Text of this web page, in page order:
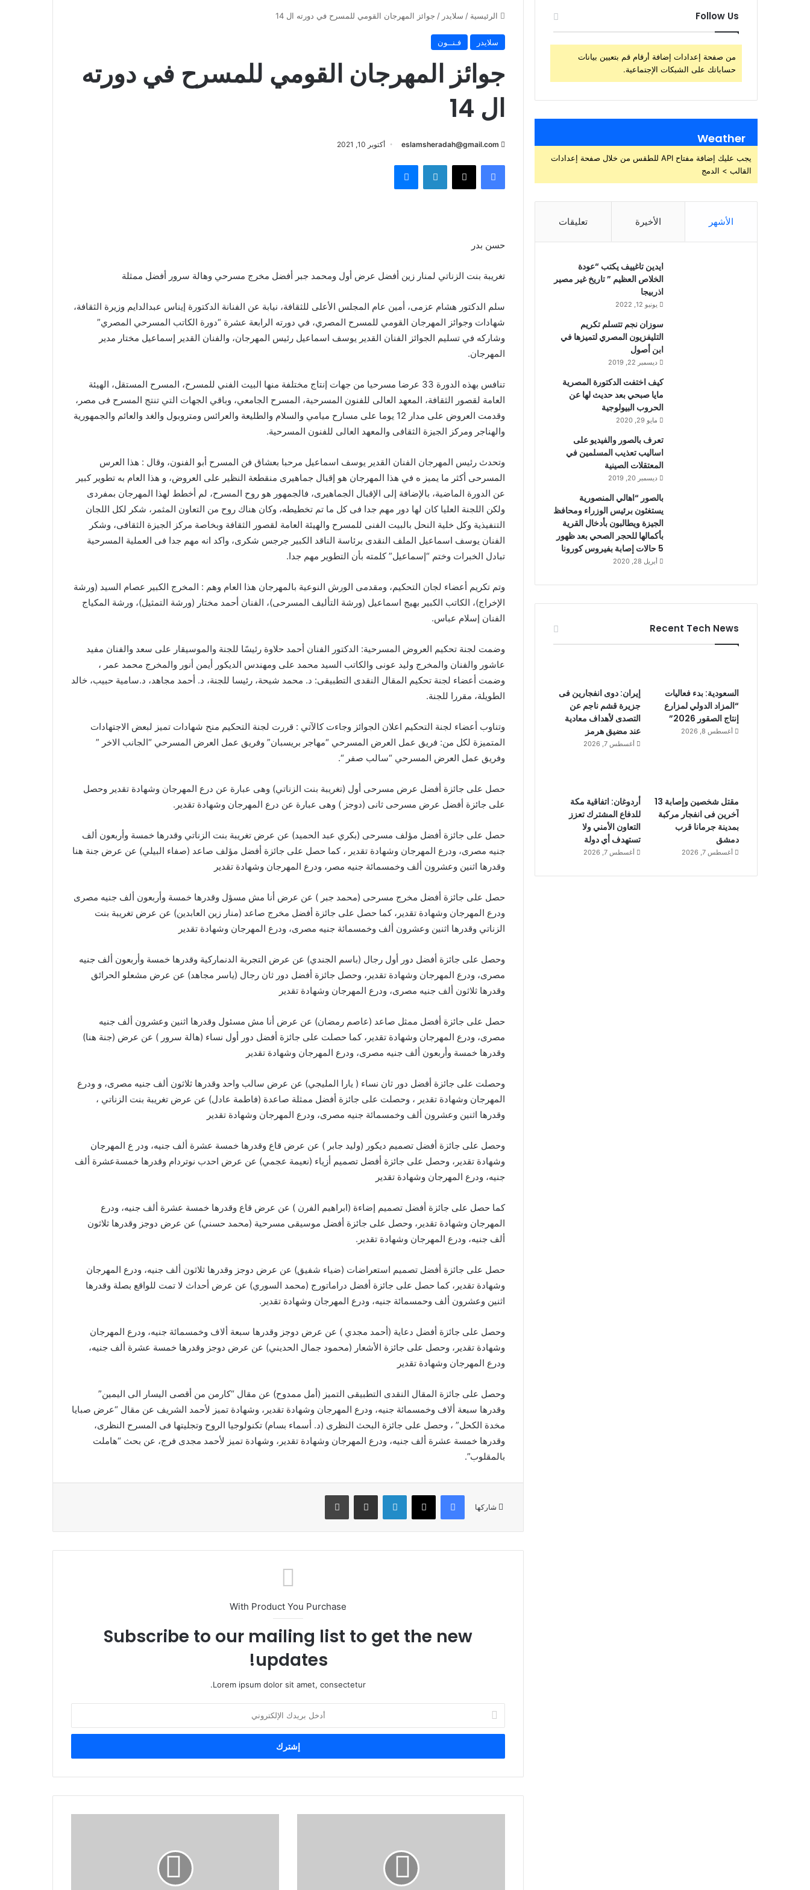
الرئيسية / سلايدر / جوائز المهرجان القومي للمسرح في دورته ال 14
سلايدر فـنــون
جوائز المهرجان القومي للمسرح في دورته
ال 14
eslamsheradah@gmail.com أكتوبر 10, 2021
فيسبوك لينكدإن
حسن بدر
تغريبة بنت الزناتي لمنار زين أفضل عرض أول ومحمد جبر أفضل مخرج مسرحي وهالة سرور أفضل ممثلة
سلم الدكتور هشام عزمى، أمين عام المجلس الأعلى للثقافة، نيابة عن الفنانة الدكتورة إيناس عبدالدايم وزيرة الثقافة،
شهادات وجوائز المهرجان القومي للمسرح المصري، في دورته الرابعة عشرة “دورة الكاتب المسرحي المصري”
وشاركه في تسليم الجوائز الفنان القدير يوسف اسماعيل رئيس المهرجان، والفنان القدير إسماعيل مختار مدير
المهرجان.
تنافس بهذه الدورة 33 عرضا مسرحيا من جهات إنتاج مختلفة منها البيت الفني للمسرح، المسرح المستقل، الهيئة
العامة لقصور الثقافة، المعهد العالى للفنون المسرحية، المسرح الجامعي، وباقي الجهات التي تنتج المسرح فى مصر،
وقدمت العروض على مدار 12 يوما على مسارح ميامي والسلام والطليعة والعرائس ومتروبول والغد والعائم والجمهورية
والهناجر ومركز الجيزة الثقافى والمعهد العالى للفنون المسرحية.
وتحدث رئيس المهرجان الفنان القدير يوسف اسماعيل مرحبا بعشاق فن المسرح أبو الفنون، وقال : هذا العرس
المسرحى أكثر ما يميز ه في هذا المهرجان هو إقبال جماهيرى منقطعة النظير على العروض، و هذا العام به تطوير كبير
عن الدورة الماضية، بالإضافة إلى الإقبال الجماهيرى، فالجمهور هو روح المسرح، لم أخطط لهذا المهرجان بمفردى
ولكن اللجنة العليا كان لها دور مهم جدا فى كل ما تم تخطيطه، وكان هناك روح من التعاون المثمر، شكر لكل اللجان
التنفيذية وكل خلية النحل بالبيت الفنى للمسرح والهيئة العامة لقصور الثقافة وبخاصة مركز الجيزة الثقافى، وشكر
الفنان يوسف اسماعيل الملف النقدى برئاسة الناقد الكبير جرجس شكرى، واكد انه مهم جدا فى العملية المسرحية
تبادل الخبرات وختم “إسماعيل” كلمته بأن التطوير مهم جدا.
وتم تكريم أعضاء لجان التحكيم، ومقدمى الورش النوعية بالمهرجان هذا العام وهم : المخرج الكبير عصام السيد (ورشة
الإخراج)، الكاتب الكبير بهيج اسماعيل (ورشة التأليف المسرحى)، الفنان أحمد مختار (ورشة التمثيل)، ورشة المكياج
الفنان إسلام عباس.
وضمت لجنة تحكيم العروض المسرحية: الدكتور الفنان أحمد حلاوة رئيسًا للجنة والموسيقار على سعد والفنان مفيد
عاشور والفنان والمخرج وليد عونى والكاتب السيد محمد على ومهندس الديكور أيمن أنور والمخرج محمد عمر ،
وضمت أعضاء لجنة تحكيم المقال النقدى التطبيقى: د. محمد شيحة، رئيسا للجنة، د. أحمد مجاهد، د.سامية حبيب، خالد
الطويلة، مقررا للجنة.
وتناوب أعضاء لجنة التحكيم اعلان الجوائز وجاءت كالآتي : قررت لجنة التحكيم منح شهادات تميز لبعض الاجتهادات
المتميزة لكل من: فريق عمل العرض المسرحي “مهاجر بريسبان” وفريق عمل العرض المسرحي “الجانب الاخر ”
وفريق عمل العرض المسرحي “سالب صفر “.
حصل على جائزة أفضل عرض مسرحى أول (تغريبة بنت الزناتي) وهى عبارة عن درع المهرجان وشهادة تقدير وحصل
على جائزة أفضل عرض مسرحى ثانى (دوجز ) وهى عبارة عن درع المهرجان وشهادة تقدير.
حصل على جائزة أفضل مؤلف مسرحى (بكري عبد الحميد) عن عرض تغريبة بنت الزناتي وقدرها خمسة وأربعون ألف
جنيه مصرى، ودرع المهرجان وشهادة تقدير ، كما حصل على جائزة أفضل مؤلف صاعد (صفاء البيلي) عن عرض جنة هنا
وقدرها اثنين وعشرون ألف وخمسمائة جنيه مصر، ودرع المهرجان وشهادة تقدير
حصل على جائزة أفضل مخرج مسرحى (محمد جبر ) عن عرض أنا مش مسؤل وقدرها خمسة وأربعون ألف جنيه مصرى
ودرع المهرجان وشهادة تقدير، كما حصل على جائزة أفضل مخرج صاعد (منار زين العابدين) عن عرض تغريبة بنت
الزناتي وقدرها اثنين وعشرون ألف وخمسمائة جنيه مصرى، ودرع المهرجان وشهادة تقدير
وحصل على جائزة أفضل دور أول رجال (باسم الجندي) عن عرض التجربة الدنماركية وقدرها خمسة وأربعون ألف جنيه
مصرى، ودرع المهرجان وشهادة تقدير، وحصل جائزة أفضل دور ثان رجال (ياسر مجاهد) عن عرض مشعلو الحرائق
وقدرها ثلاثون ألف جنيه مصرى، ودرع المهرجان وشهادة تقدير
حصل على جائزة أفضل ممثل صاعد (عاصم رمضان) عن عرض أنا مش مسئول وقدرها اثنين وعشرون ألف جنيه
مصرى، ودرع المهرجان وشهادة تقدير، كما حصلت على جائزة أفضل دور أول نساء (هالة سرور ) عن عرض (جنة هنا)
وقدرها خمسة وأربعون ألف جنيه مصرى، ودرع المهرجان وشهادة تقدير
وحصلت على جائزة أفضل دور ثان نساء ( يارا المليجي) عن عرض سالب واحد وقدرها ثلاثون ألف جنيه مصرى، و ودرع
المهرجان وشهادة تقدير ، وحصلت على جائزة أفضل ممثلة صاعدة (فاطمة عادل) عن عرض تغريبة بنت الزناتي ،
وقدرها اثنين وعشرون ألف وخمسمائة جنيه مصرى، ودرع المهرجان وشهادة تقدير
وحصل على جائزة أفضل تصميم ديكور (وليد جابر ) عن عرض قاع وقدرها خمسة عشرة ألف جنيه، ودر ع المهرجان
وشهادة تقدير، وحصل على جائزة أفضل تصميم أزياء (نعيمة عجمي) عن عرض احدب نوتردام وقدرها خمسةعشرة ألف
جنيه، ودرع المهرجان وشهادة تقدير
كما حصل على جائزة أفضل تصميم إضاءة (ابراهيم الفرن ) عن عرض قاع وقدرها خمسة عشرة ألف جنيه، ودرع
المهرجان وشهادة تقدير، وحصل على جائزة أفضل موسيقى مسرحية (محمد حسني) عن عرض دوجز وقدرها ثلاثون
ألف جنيه، ودرع المهرجان وشهادة تقدير.
حصل على جائزة أفضل تصميم استعراضات (ضياء شفيق) عن عرض دوجز وقدرها ثلاثون ألف جنيه، ودرع المهرجان
وشهادة تقدير، كما حصل على جائزة أفضل دراماتورج (محمد السوري) عن عرض أحداث لا تمت للواقع بصلة وقدرها
اثنين وعشرون ألف وحمسمائة جنيه، ودرع المهرجان وشهادة تقدير.
وحصل على جائزة أفضل دعاية (أحمد مجدي ) عن عرض دوجز وقدرها سبعة ألاف وخمسمائة جنيه، ودرع المهرجان
وشهادة تقدير، وحصل على جائزة الأشعار (محمود جمال الحديني) عن عرض دوجز وقدرها خمسة عشرة ألف جنيه،
ودرع المهرجان وشهادة تقدير
وحصل على جائزة المقال النقدى التطبيقى التميز (أمل ممدوح) عن مقال “كارمن من أقصى اليسار الى اليمين”
وقدرها سبعة ألاف وخمسمائة جنيه، ودرع المهرجان وشهادة تقدير، وشهادة تميز لأحمد الشريف عن مقال “عرض صبايا
مخدة الكحل” ، وحصل على جائزة البحث النظرى (د. أسماء بسام) تكنولوجيا الروح وتجليتها فى المسرح النظرى،
وقدرها خمسة عشرة ألف جنيه، ودرع المهرجان وشهادة تقدير، وشهادة تميز لأحمد مجدى فرج، عن بحث “هاملت
بالمقلوب”.
شاركها
فيسبوك لينكدإن
With Product You Purchase
Subscribe to our mailing list to get the new
updates!
Lorem ipsum dolor sit amet, consectetur.
خ
ب
د
Follow Us
من صفحة إعدادات إضافة أرقام قم بتعيين بيانات
حساباتك على الشبكات الإجتماعية.
Weather
يجب عليك إضافة مفتاح API للطقس من خلال صفحة إعدادات
القالب > الدمج
الأشهر الأخيرة تعليقات
ايدين تاغييف يكتب “عودة
الخلاص العظيم ” تاريخ غير مصير
اذربيجا
يونيو 12, 2022
سوزان نجم تتسلم تكريم
التليفزيون المصري لتميزها في
ابن أصول
ديسمبر 22, 2019
كيف اختفت الدكتورة المصرية
مايا صبحي بعد حديث لها عن
الحروب البيولوجية
مايو 29, 2020
تعرف بالصور والفيديو على
اساليب تعذيب المسلمين في
المعتقلات الصينية
ديسمبر 20, 2019
بالصور “اهالي المنصورية
يستغثون برئيس الوزراء ومحافظ
الجيزة ويطالبون بأدخال القرية
بأكمالها للحجر الصحي بعد ظهور
5 حالات إصابة بفيروس كورونا
أبريل 28, 2020
Recent Tech News
السعودية: بدء فعاليات
“المزاد الدولي لمزارع
إنتاج الصقور 2026”
أغسطس 8, 2026
إيران: دوى انفجارين فى
جزيرة قشم ناجم عن
التصدى لأهداف معادية
عند مضيق هرمز
أغسطس 7, 2026
مقتل شخصين وإصابة 13
آخرين فى انفجار مركبة
بمدينة جرمانا قرب
دمشق
أغسطس 7, 2026
أردوغان: اتفاقية مكة
للدفاع المشترك تعزز
التعاون الأمني ولا
تستهدف أي دولة
أغسطس 7, 2026